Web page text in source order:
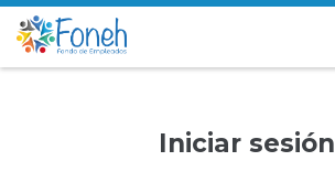
Iniciar sesión